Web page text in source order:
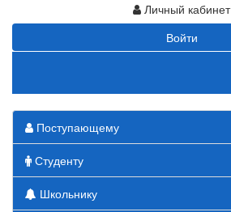
Личный кабинет
Войти
Поступающему
Студенту
Школьнику